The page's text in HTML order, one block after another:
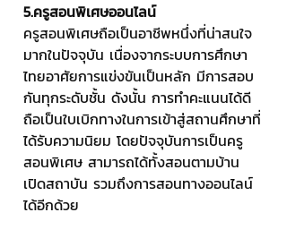
5.ครูสอนพิเศษออนไลน์
ครูสอนพิเศษถือเป็นอาชีพหนึ่งที่น่าสนใจ
มากในปัจจุบัน เนื่องจากระบบการศึกษา
ไทยอาศัยการแข่งขันเป็นหลัก มีการสอบ
กันทุกระดับชั้น ดังนั้น การทำคะแนนได้ดี
ถือเป็นใบเบิกทางในการเข้าสู่สถานศึกษาที่
ได้รับความนิยม โดยปัจจุบันการเป็นครู
สอนพิเศษ สามารถได้ทั้งสอนตามบ้าน
เปิดสถาบัน รวมถึงการสอนทางออนไลน์
ได้อีกด้วย